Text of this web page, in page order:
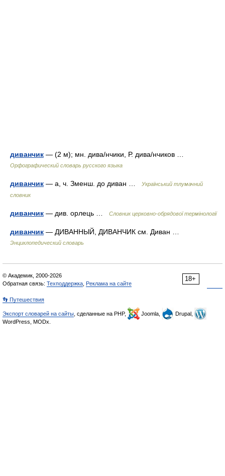
диванчик — (2 м); мн. дива/нчики, Р. дива/нчиков …
Орфографический словарь русского языка
диванчик — а, ч. Зменш. до диван …
Український тлумачний
словник
диванчик — див. орлець … Словник церковно-обрядової термінології
диванчик — ДИВАННЫЙ, ДИВАНЧИК см. Диван …
Энциклопедический словарь
18+
© Академик, 2000-2026
Обратная связь: Техподдержка Реклама на сайте
👣 Путешествия
Экспорт словарей на сайты , сделанные на PHP, Joomla,
Drupal,
WordPress, MODx.